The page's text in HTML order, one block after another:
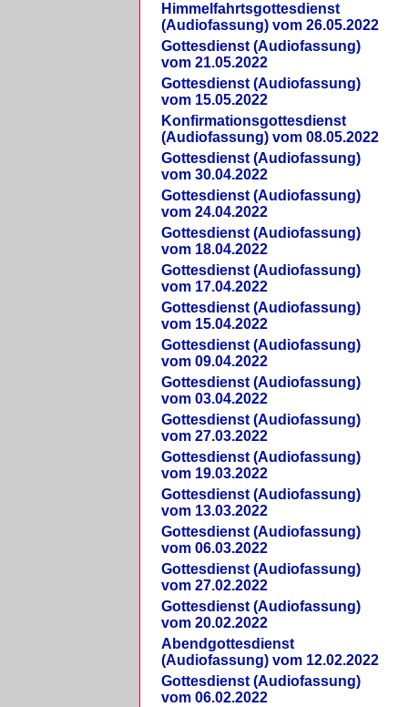
Himmelfahrtsgottesdienst
(Audiofassung) vom 26.05.2022
Gottesdienst (Audiofassung)
vom 21.05.2022
Gottesdienst (Audiofassung)
vom 15.05.2022
Konfirmationsgottesdienst
(Audiofassung) vom 08.05.2022
Gottesdienst (Audiofassung)
vom 30.04.2022
Gottesdienst (Audiofassung)
vom 24.04.2022
Gottesdienst (Audiofassung)
vom 18.04.2022
Gottesdienst (Audiofassung)
vom 17.04.2022
Gottesdienst (Audiofassung)
vom 15.04.2022
Gottesdienst (Audiofassung)
vom 09.04.2022
Gottesdienst (Audiofassung)
vom 03.04.2022
Gottesdienst (Audiofassung)
vom 27.03.2022
Gottesdienst (Audiofassung)
vom 19.03.2022
Gottesdienst (Audiofassung)
vom 13.03.2022
Gottesdienst (Audiofassung)
vom 06.03.2022
Gottesdienst (Audiofassung)
vom 27.02.2022
Gottesdienst (Audiofassung)
vom 20.02.2022
Abendgottesdienst
(Audiofassung) vom 12.02.2022
Gottesdienst (Audiofassung)
vom 06.02.2022